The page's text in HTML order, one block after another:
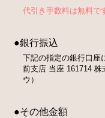
代引き手数料は無料で
●銀行振込
下記の指定の銀行口座
前支店 当座 161714 株
ウ）
●その他金額